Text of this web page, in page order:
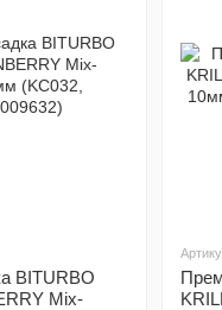
BITURBO
Mix-